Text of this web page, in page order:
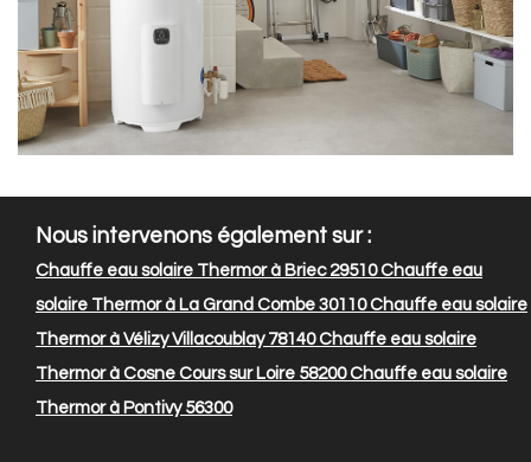
Nous intervenons également sur :
Chauffe eau solaire Thermor à Briec 29510Chauffe eau
solaire Thermor à La Grand Combe 30110Chauffe eau solaire
Thermor à Vélizy Villacoublay 78140Chauffe eau solaire
Thermor à Cosne Cours sur Loire 58200Chauffe eau solaire
Thermor à Pontivy 56300